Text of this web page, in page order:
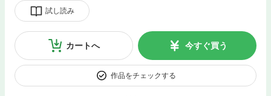
試し読み
カートへ 今すぐ買う
作品をチェックする